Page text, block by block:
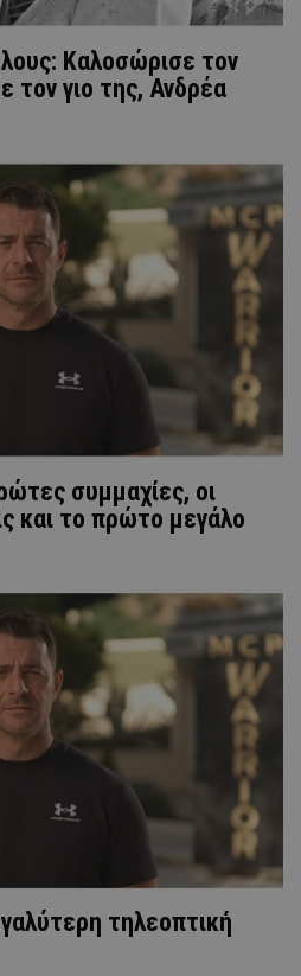
Καλοσώρισε τον
τον γιο της, Ανδρέα
συμμαχίες, οι
και το πρώτο μεγάλο
τηλεοπτική